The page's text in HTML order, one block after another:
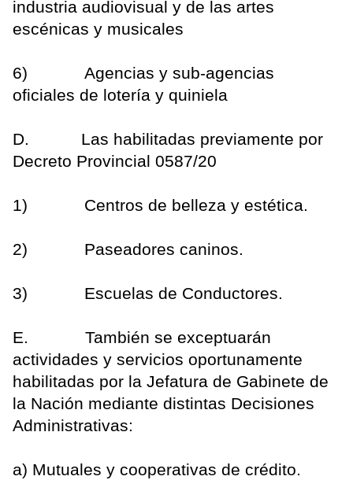
industria audiovisual y de las artes
escénicas y musicales
6) Agencias y sub-agencias
oficiales de lotería y quiniela
D. Las habilitadas previamente por
Decreto Provincial 0587/20
1) Centros de belleza y estética.
2) Paseadores caninos.
3) Escuelas de Conductores.
E. También se exceptuarán
actividades y servicios oportunamente
habilitadas por la Jefatura de Gabinete de
la Nación mediante distintas Decisiones
Administrativas:
a) Mutuales y cooperativas de crédito.